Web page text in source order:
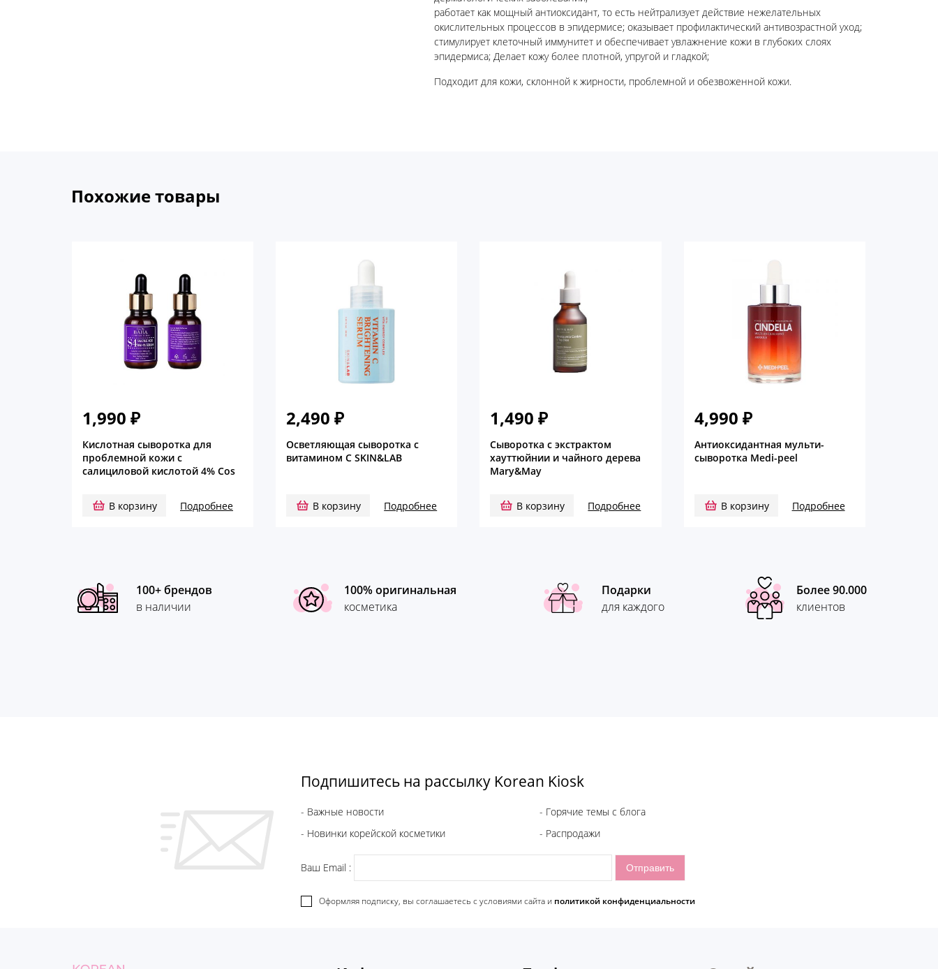
работает как мощный антиоксидант, то есть нейтрализует действие нежелательных
окислительных процессов в эпидермисе; оказывает профилактический антивозрастной уход;
стимулирует клеточный иммунитет и обеспечивает увлажнение кожи в глубоких слоях
эпидермиса; Делает кожу более плотной, упругой и гладкой;
Подходит для кожи, склонной к жирности, проблемной и обезвоженной кожи.
Похожие товары
1,990 ₽
Кислотная сыворотка для
проблемной кожи с
салициловой кислотой 4% Cos
В корзину
Подробнее
2,490₽
Осветляющая сыворотка с
витамином С SKIN&LAB
В корзину Подробнее
1,490₽
Сыворотка с экстрактом
хауттюйнии и чайного дерева
Mary&May
В корзину Подробнее
4,990 ₽
Антиоксидантная мульти-
сыворотка Medi-peel
В корзину Подробнее
100+ брендов
в наличии
100% оригинальная
косметика
Подарки
для каждого
Более 90.000
клиентов
Подпишитесь на рассылку Korean Kiosk
- Важные новости
- Горячие темы с блога
- Новинки корейской косметики
- Распродажи
Ваш Email :
Оформляя подписку, вы соглашаетесь c условиями сайта и политикой конфиденциальности